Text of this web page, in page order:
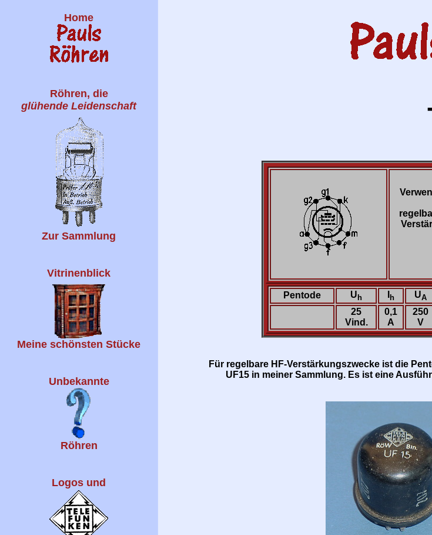
Home
Röhren, die
glühende Leidenschaft
Zur Sammlung
Vitrinenblick
Meine schönsten Stücke
Unbekannte
Röhren
Logos und
Pentode U h h UA
25
Vind.
0,1
A
250
V
Für regelbare HF-Verstärkungszwecke ist die
UF15 in meiner Sammlung. Es ist eine